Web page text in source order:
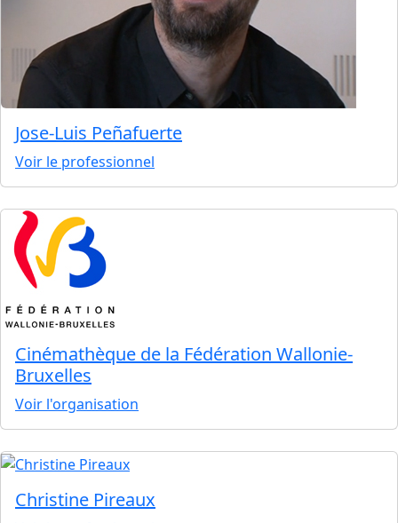
Jose-Luis Peñafuerte
Voir le professionnel
Cinémathèque de la Fédération Wallonie-
Bruxelles
Voir l'organisation
Christine Pireaux